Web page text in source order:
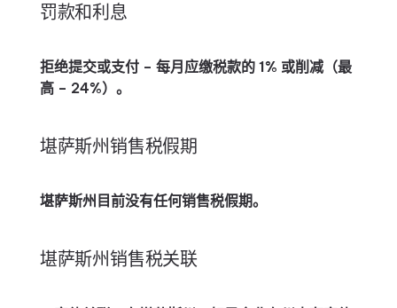
罚款和利息
拒绝提交或支付 – 每月应缴税款的 1% 或削减（最
高 – 24%）。
堪萨斯州销售税假期
堪萨斯州目前没有任何销售税假期。
堪萨斯州销售税关联